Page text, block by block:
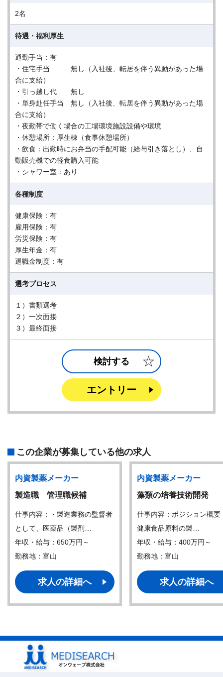
2名
待遇・福利厚生
通勤手当：有
・住宅手当 無し（入社後、転居を伴う異動があった場
合に支給）
・引っ越し代 無し
・単身赴任手当 無し（入社後、転居を伴う異動があった場
合に支給）
・夜勤帯で働く場合の工場環境施設設備や環境
・休憩場所：厚生棟（食事休憩場所）
・飲食：出勤時にお弁当の手配可能（給与引き落とし）、自
動販売機での軽食購入可能
・シャワー室：あり
各種制度
健康保険：有
雇用保険：有
労災保険：有
厚生年金：有
退職金制度：有
選考プロセス
１）書類選考
２）一次面接
３）最終面接
検討する
エントリー
この企業が募集している他の求人
内資製薬メーカー
製造職 管理職候補
仕事内容：・製造業務の監督者
として、医薬品（製剤…
年収・給与：650万円～
勤務地：富山
求人の詳細へ
内資製薬メーカー
藻類の培養技術開発
仕事内容：ポジション概要
健康食品原料の製…
年収・給与：400万円～
勤務地：富山
求人の詳細へ